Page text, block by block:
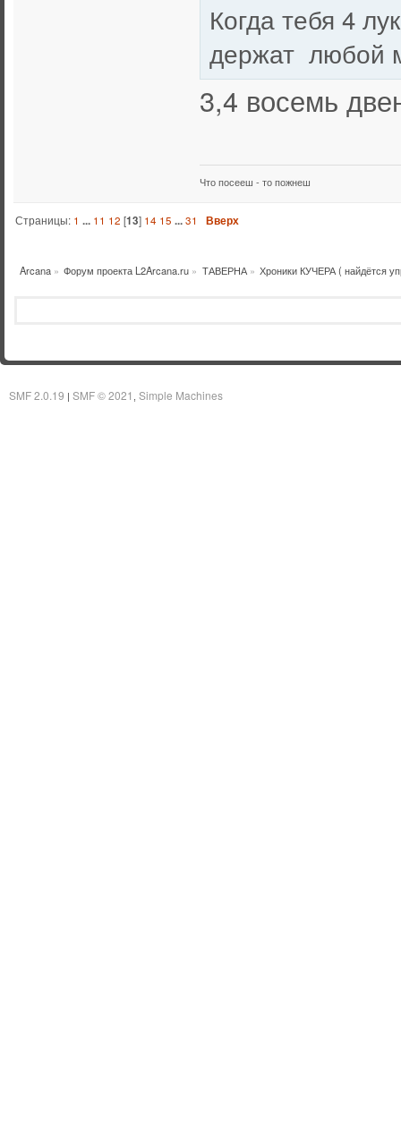
Когда тебя 4
держат любой
3,4 восемь
Что посееш - то пожнеш
Страницы: 1 ... 11 12 [13] 14 15 ...31 Вверх
Arcana» Форум проекта L2Arcana.ru » ТАВЕРНА» Хроники КУЧЕРА ( найдётся
SMF 2.0.19 SMF © 2021 Simple Machines